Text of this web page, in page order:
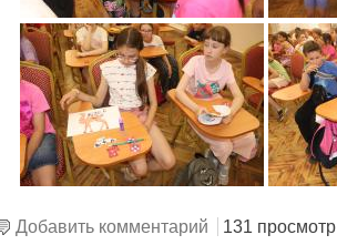
Добавить комментарий 131 просмотр